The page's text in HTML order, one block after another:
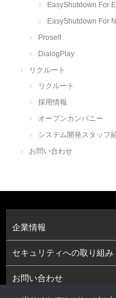
EasyShutdown For
EasyShutdown For
Proself
DialogPlay
リクルート
リクルート
採用情報
オープンカンパニー
システム開発スタッフ
お問い合わせ
企業情報
セキュリティへの取り組み
お問い合わせ